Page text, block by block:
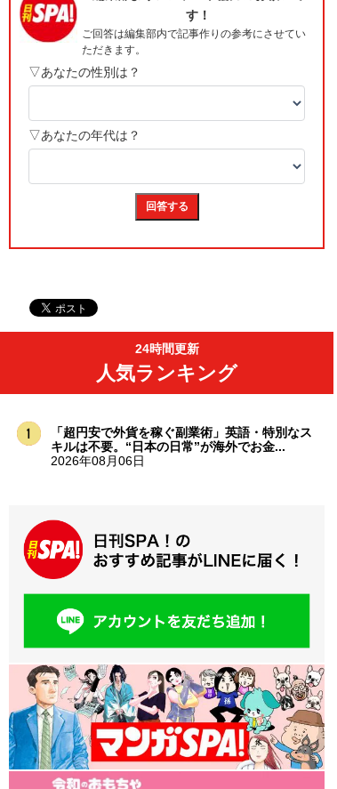
24時間更新
人気ランキング
「超円安で外貨を稼ぐ副業術」英語・特別なス
キルは不要。“日本の日常”が海外でお金...
2026年08月06日